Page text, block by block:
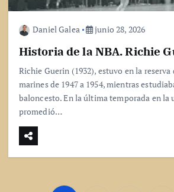
Daniel Galea junio 28, 2026
Historia de la NBA. Richie
Richie Guerin (1932), estuvo en la
marines de 1947 a 1954, mientras
baloncesto. En la última temporada en la
promedió…